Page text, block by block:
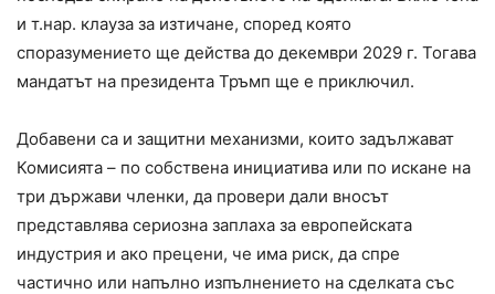
и т.нар. клауза за изтичане, според която
споразумението ще действа до декември 2029 г. Тогава
мандатът на президента Тръмп ще е приключил.
Добавени са и защитни механизми, които задължават
Комисията – по собствена инициатива или по искане на
три държави членки, да провери дали вносът
представлява сериозна заплаха за европейската
индустрия и ако прецени, че има риск, да спре
частично или напълно изпълнението на сделката със